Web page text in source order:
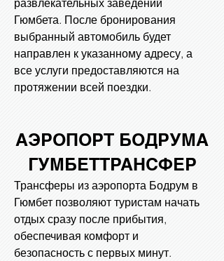
развлекательных заведений
Гюмбета. После бронирования
выбранный автомобиль будет
направлен к указанному адресу, а
все услуги предоставляются на
протяжении всей поездки.
АЭРОПОРТ БОДРУМА
ГУМБЕТТРАНСФЕР
Трансферы из аэропорта Бодрум в
Гюмбет позволяют туристам начать
отдых сразу после прибытия,
обеспечивая комфорт и
безопасность с первых минут.